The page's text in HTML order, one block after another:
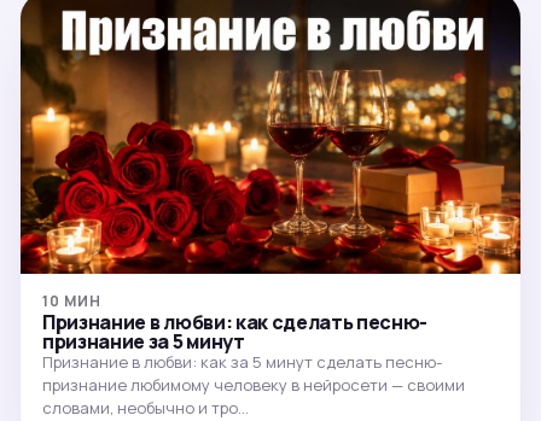
10 МИН
Признание в любви: как сделать песню-
признание за 5 минут
Признание в любви: как за 5 минут сделать песню-
признание любимому человеку в нейросети — своими
словами, необычно и тро…